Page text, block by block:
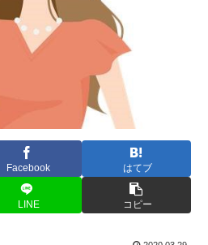
Facebook はてブ
LINE コピー